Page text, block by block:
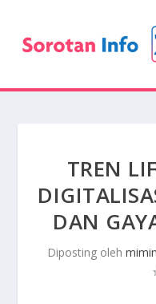
TREN
DAN
Diposting oleh